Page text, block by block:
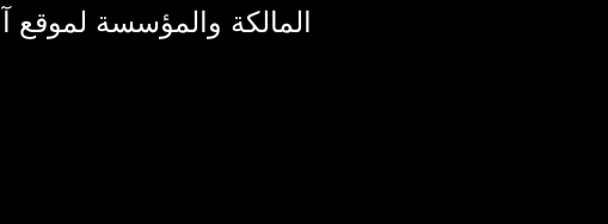
المالكة والمؤسسة لموقع